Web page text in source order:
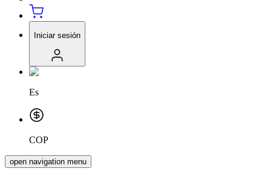
Iniciar sesión
Es
COP
open navigation menu